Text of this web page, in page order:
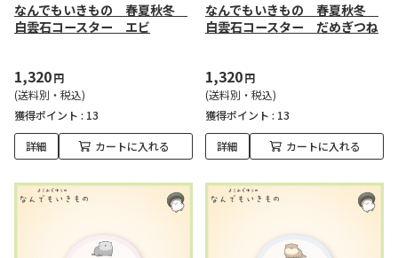
なんでもいきもの 春夏秋冬
白雲石コースター エビ
1,320円
(送料別・税込)
獲得ポイント : 13
詳細 カートに入れる
なんでもいきもの 春夏秋冬
白雲石コースター だめぎつね
1,320円
(送料別・税込)
獲得ポイント : 13
詳細 カートに入れる